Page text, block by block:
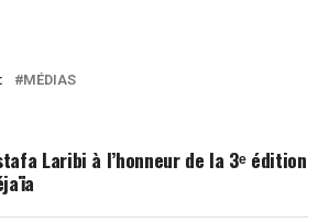
MÉDIAS
Laribi à l’honneur de la 3ᵉ édition